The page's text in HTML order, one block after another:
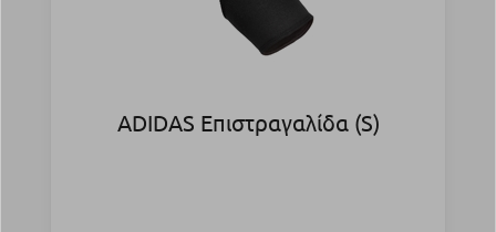
ADIDAS Επιστραγαλίδα (S)